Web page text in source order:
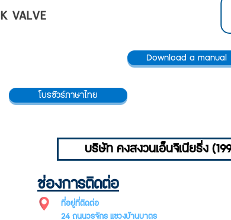
VALVE
Download a manual
โบรชัวร์ภาษาไทย
บริษัท คงสงวนเอ็นจิเนียริ่ง
ช่องการติดต่อ
ที่อยู่ที่ติดต่อ
24 ถนนวรจักร แขวงบ้านบาตร